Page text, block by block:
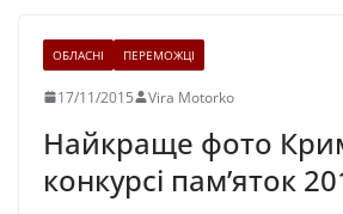
ОБЛАСНІ ПЕРЕМОЖЦІ
17/11/2015 Vira Motorko
Найкраще фото
конкурсі пам’яток